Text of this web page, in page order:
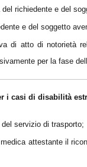
richiedente e del
e del soggetto
di atto di notorietà
per la fase
i casi di disabilità
servizio di trasporto;
attestante il